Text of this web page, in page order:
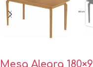
Mesa Alegra